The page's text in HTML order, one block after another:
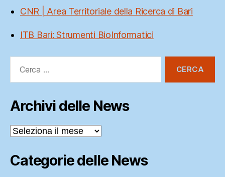
CNR | Area Territoriale della Ricerca di Bari
ITB Bari: Strumenti BioInformatici
Archivi delle News
Archivi
delle
Categorie delle News